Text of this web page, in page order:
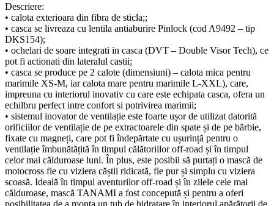
Descriere:
• calota exterioara din fibra de sticla;;
• casca se livreaza cu lentila antiaburire Pinlock (cod A9492 – tip
DKS154);
• ochelari de soare integrati in casca (DVT – Double Visor Tech), ce
pot fi actionati din lateralul castii;
• casca se produce pe 2 calote (dimensiuni) – calota mica pentru
marimile XS-M, iar calota mare pentru marimile L-XXL), care,
impreuna cu interiorul inovativ cu care este echipata casca, ofera un
echilbru perfect intre confort si potrivirea marimii;
• sistemul inovator de ventilație este foarte ușor de utilizat datorită
orificiilor de ventilație de pe extractoarele din spate și de pe bărbie,
fixate cu magneți, care pot fi îndepărtate cu ușurință pentru o
ventilație îmbunătățită în timpul călătoriilor off-road și în timpul
celor mai călduroase luni. În plus, este posibil să purtați o mască de
motocross fie cu viziera căștii ridicată, fie pur și simplu cu viziera
scoasă. Ideală în timpul aventurilor off-road și în zilele cele mai
călduroase, mască TANAMI a fost concepută și pentru a oferi
posibilitatea de a monta un tub de hidratare în interiorul apărătorii de